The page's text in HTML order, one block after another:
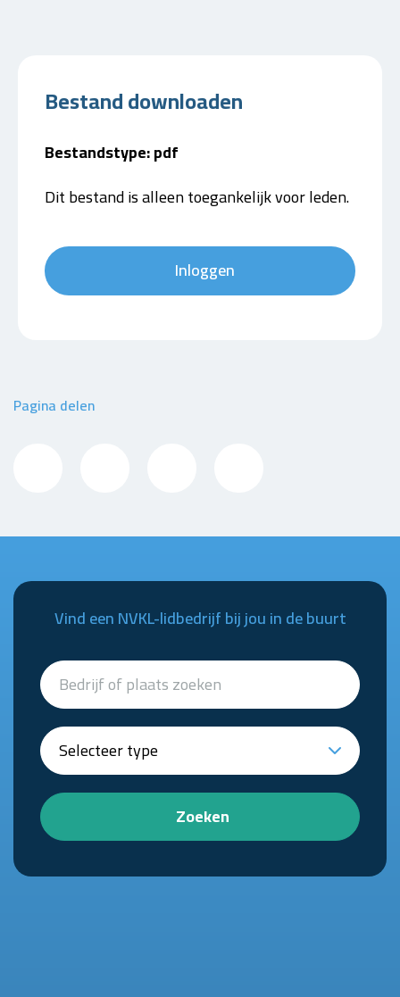
Bestand downloaden
Bestandstype: pdf
Dit bestand is alleen toegankelijk voor leden.
Inloggen
Pagina delen
Vind een NVKL-lidbedrijf bij jou in de buurt
Zoeken